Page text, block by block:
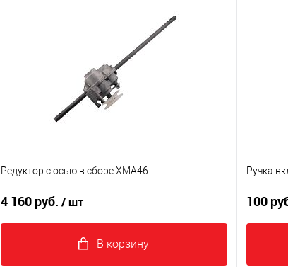
Редуктор с осью в сборе XMA46
4 160 руб./ шт
В корзину
Ручка
100